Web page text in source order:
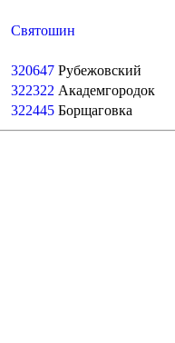
Святошин
320647 Рубежовский
322322 Академгородок
322445 Борщаговка